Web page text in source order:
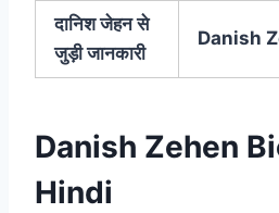
दानिश जेहन से
जुड़ी जानकारी
Danish
Danish Zehen
Hindi